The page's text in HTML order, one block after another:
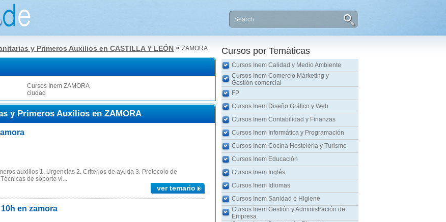
y Primeros Auxilios en CASTILLA Y LEÓN » ZAMORA
Cursos Inem ZAMORA
ciudad
y Primeros Auxilios en ZAMORA
auxilios 1. Urgencias 2. Criterios de ayuda 3. Protocolo de
de soporte vi...
ver temario
en zamora
Cursos por Temáticas
Cursos Inem Calidad y Medio Ambiente
Cursos Inem Comercio Márketing y
Gestión comercial
FP
Cursos Inem Diseño Gráfico y Web
Cursos Inem Contabilidad y Finanzas
Cursos Inem Informática y Programación
Cursos Inem Cocina Hostelería y Turismo
Cursos Inem Educación
Cursos Inem Inglés
Cursos Inem Idiomas
Cursos Inem Sanidad e Higiene
Cursos Inem Gestión y Administración de
Empresa